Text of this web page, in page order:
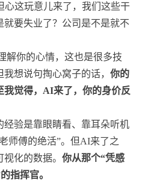
心这玩意儿来了，我们这些干
要失业了？公司是不是就不
解你的心情，这也是很多技
我想说句掏心窝子的话，你的
我觉得，AI来了，你的身价反
经验是靠眼睛看、靠耳朵听机
师傅的绝活”。但AI来了之
视化的数据。你从那个“凭感
指挥官。